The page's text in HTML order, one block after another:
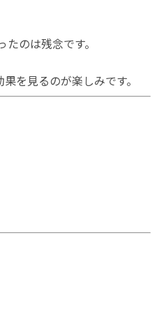
のは残念です。
を見るのが楽しみです。